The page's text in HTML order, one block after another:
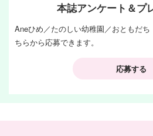
本誌アンケート＆プ
Aneひめ／たのしい幼稚園／おともだ
ちらから応募できます。
応募する